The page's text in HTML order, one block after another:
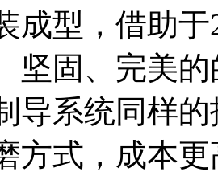
成型，借助
坚固、完美
导系统同样
方式，成本